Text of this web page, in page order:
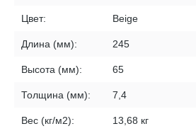
Цвет: Beige
Длина (мм): 245
Высота (мм): 65
Толщина (мм): 7,4
Вес (кг/м2): 13,68 кг